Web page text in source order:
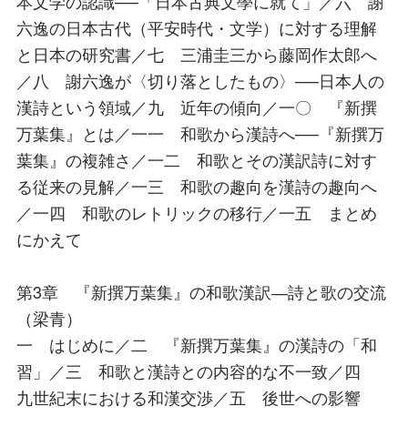
六逸の日本古代（平安時代・文学）に対する理解
と日本の研究書／七 三浦圭三から藤岡作太郎へ
／八 謝六逸が〈切り落としたもの〉──日本人の
漢詩という領域／九 近年の傾向／一〇 『新撰
万葉集』とは／一一 和歌から漢詩へ──『新撰万
葉集』の複雑さ／一二 和歌とその漢訳詩に対す
る従来の見解／一三 和歌の趣向を漢詩の趣向へ
／一四 和歌のレトリックの移行／一五 まとめ
にかえて
第3章 『新撰万葉集』の和歌漢訳―詩と歌の交流
（梁青）
一 はじめに／二 『新撰万葉集』の漢詩の「和
習」／三 和歌と漢詩との内容的な不一致／四
九世紀末における和漢交渉／五 後世への影響